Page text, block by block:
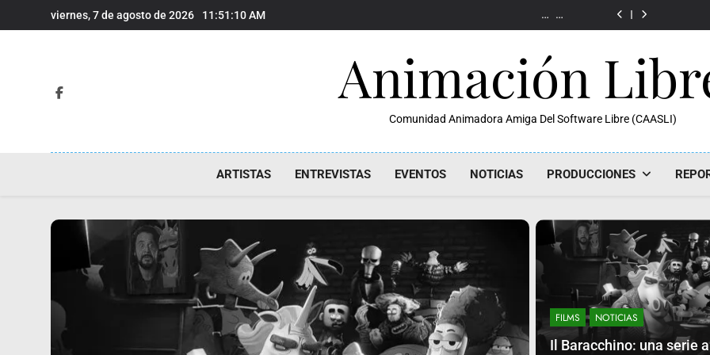
al
viernes, 7 de agosto de 2026 11:51:11 AM
Animación
profesional
animación
Internacional de
animación
III Festival
Internacional de
Animación
Comunidad Animadora Amiga Del Software Libre (CAASLI)
ARTISTAS ENTREVISTAS EVENTOS NOTICIAS PRODUCCIONES
FILMS NOTICIAS
Il Baracchino: una serie